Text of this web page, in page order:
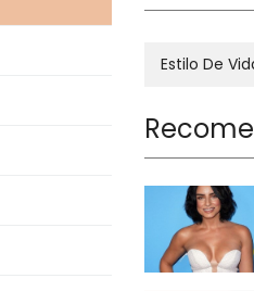
Estilo De